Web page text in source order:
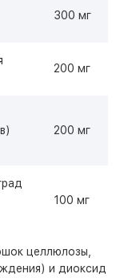
300 мг
200 мг
200 мг
100 мг
целлюлозы,
и диоксид